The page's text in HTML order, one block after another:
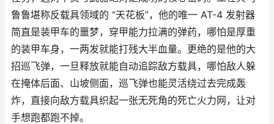
鲁鲁堪称反载具领域的 “天花板”，他的唯一 AT-4 发射器
简直是装甲车的噩梦，穿甲能力拉满的弹药，哪怕是厚重
的装甲车身，一两发就能打残大半血量。更绝的是他的大
招巡飞弹，一旦释放就能自动追踪敌方载具，哪怕敌人躲
在掩体后面、山坡侧面，巡飞弹也能灵活绕过去完成轰
炸，直接向敌方载具织起一张无死角的死亡火力网，让对
手想跑都跑不掉。